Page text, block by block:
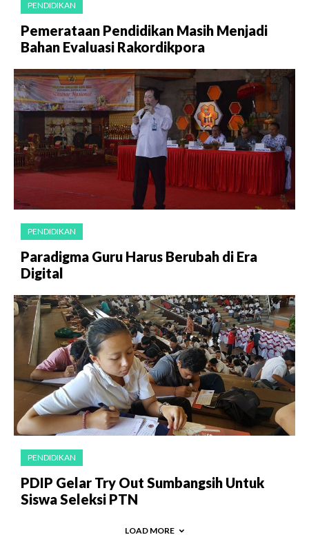
PENDIDIKAN
Pemerataan Pendidikan Masih Menjadi
Bahan Evaluasi Rakordikpora
PENDIDIKAN
Paradigma Guru Harus Berubah di Era
Digital
PENDIDIKAN
PDIP Gelar Try Out Sumbangsih Untuk
Siswa Seleksi PTN
LOAD MORE